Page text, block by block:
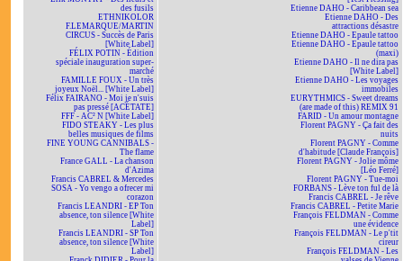
des fusils
ETHNIKOLOR
F.LEMARQUE/MARTIN
CIRCUS - Succès de Paris
[White Label]
FÉLIX POTIN - Édition
spéciale inauguration super-
marché
FAMILLE FOUX - Un très
joyeux Noël... [White Label]
Félix FAIRANO - Moi je n'suis
pas pressé [ACÉTATE]
FFF - AC² N [White Label]
FIDO STEAKY - Les plus
belles musiques de films
FINE YOUNG CANNIBALS -
The flame
France GALL - La chanson
d'Azima
Francis CABREL & Mercedes
SOSA - Yo vengo a ofrecer mi
corazon
Francis LEANDRI - EP Ton
absence, ton silence [White
Label]
Francis LEANDRI - SP Ton
absence, ton silence [White
Label]
Etienne DAHO - Caribbean sea
Etienne DAHO - Des
attractions désastre
Etienne DAHO - Epaule tattoo
Etienne DAHO - Epaule tattoo
(maxi)
Etienne DAHO - Il ne dira pas
[White Label]
Etienne DAHO - Les voyages
immobiles
EURYTHMICS - Sweet dreams
(are made of this) REMIX 91
FARID - Un amour montagne
Florent PAGNY - Ça fait des
nuits
Florent PAGNY - Comme
d'habitude [Claude François]
Florent PAGNY - Jolie môme
[Léo Ferré]
Florent PAGNY - Tue-moi
FORBANS - Lève ton ful de là
Francis CABREL - Je rêve
Francis CABREL - Petite Marie
François FELDMAN - Comme
une évidence
François FELDMAN - Le p'tit
cireur
François FELDMAN - Les